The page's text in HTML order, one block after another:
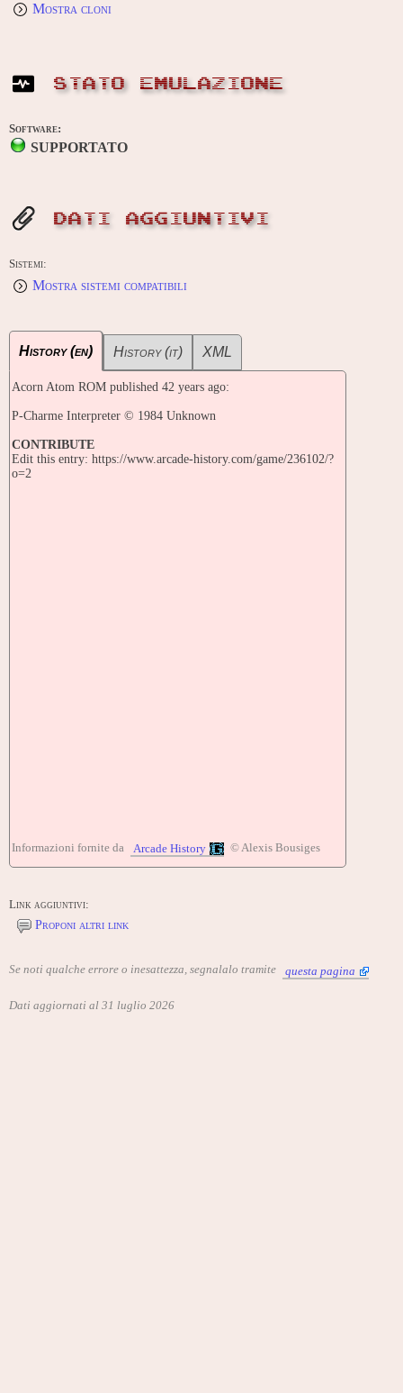
Mostra cloni
STATO EMULAZIONE
Software:
SUPPORTATO
DATI AGGIUNTIVI
Sistemi:
Mostra sistemi compatibili
History (en) History (it) XML
Acorn Atom ROM published 42 years ago:
P-Charme Interpreter © 1984 Unknown
CONTRIBUTE
Edit this entry: https://www.arcade-history.com/game/236102/?
o=2
Informazioni fornite da Arcade History © Alexis Bousiges
Link aggiuntivi:
Proponi altri link
Se noti qualche errore o inesattezza, segnalalo tramite questa pagina
Dati aggiornati al 31 luglio 2026